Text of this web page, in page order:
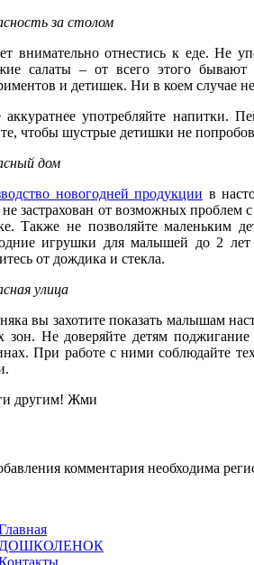
за столом
внимательно отнестись к еде. Не
салаты – от всего этого
и детишек. Ни в коем случае
аккуратнее употребляйте напитки.
чтобы шустрые детишки не
дом
новогодней продукции в
застрахован от возможных проблем
Также не позволяйте маленьким
игрушки для малышей до 2
от дождика и стекла.
улица
вы захотите показать малышам
зон. Не доверяйте детям
При работе с ними соблюдайте
другим! Жми
комментария необходима
ДОШКОЛЕНОК